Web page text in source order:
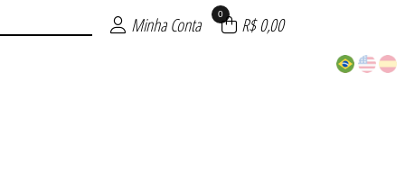
Minha Conta 0 R$ 0,00